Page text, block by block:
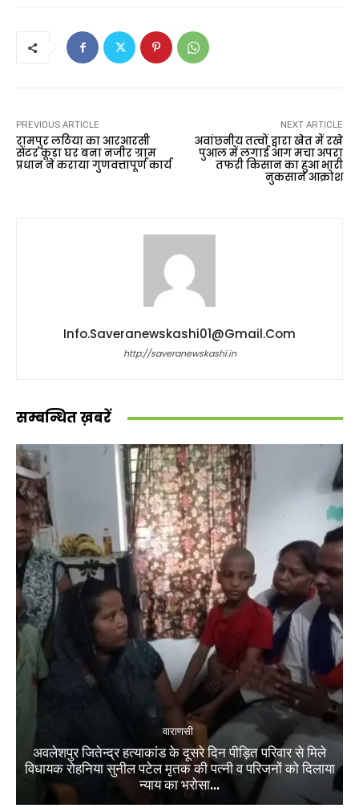
PREVIOUS ARTICLE
रामपुर लठिया का आरआरसी
सेंटर कूड़ा घर बना नजीर ग्राम
प्रधान ने कराया गुणवत्तापूर्ण कार्य
NEXT ARTICLE
अवांछनीय तत्वों द्वारा खेत में रखे
पुआल में लगाई आग मचा अपरा
तफरी किसान का हुआ भारी
नुकसान आक्रोश
Info.saveranewskashi01@gmail.com
http://saveranewskashi.in
सम्बन्धित ख़बरें
वाराणसी
अवलेशपुर जितेन्द्र हत्याकांड के दूसरे दिन पीड़ित परिवार से मिले
विधायक रोहनिया सुनील पटेल मृतक की पत्नी व परिजनों को दिलाया
न्याय का भरोसा...